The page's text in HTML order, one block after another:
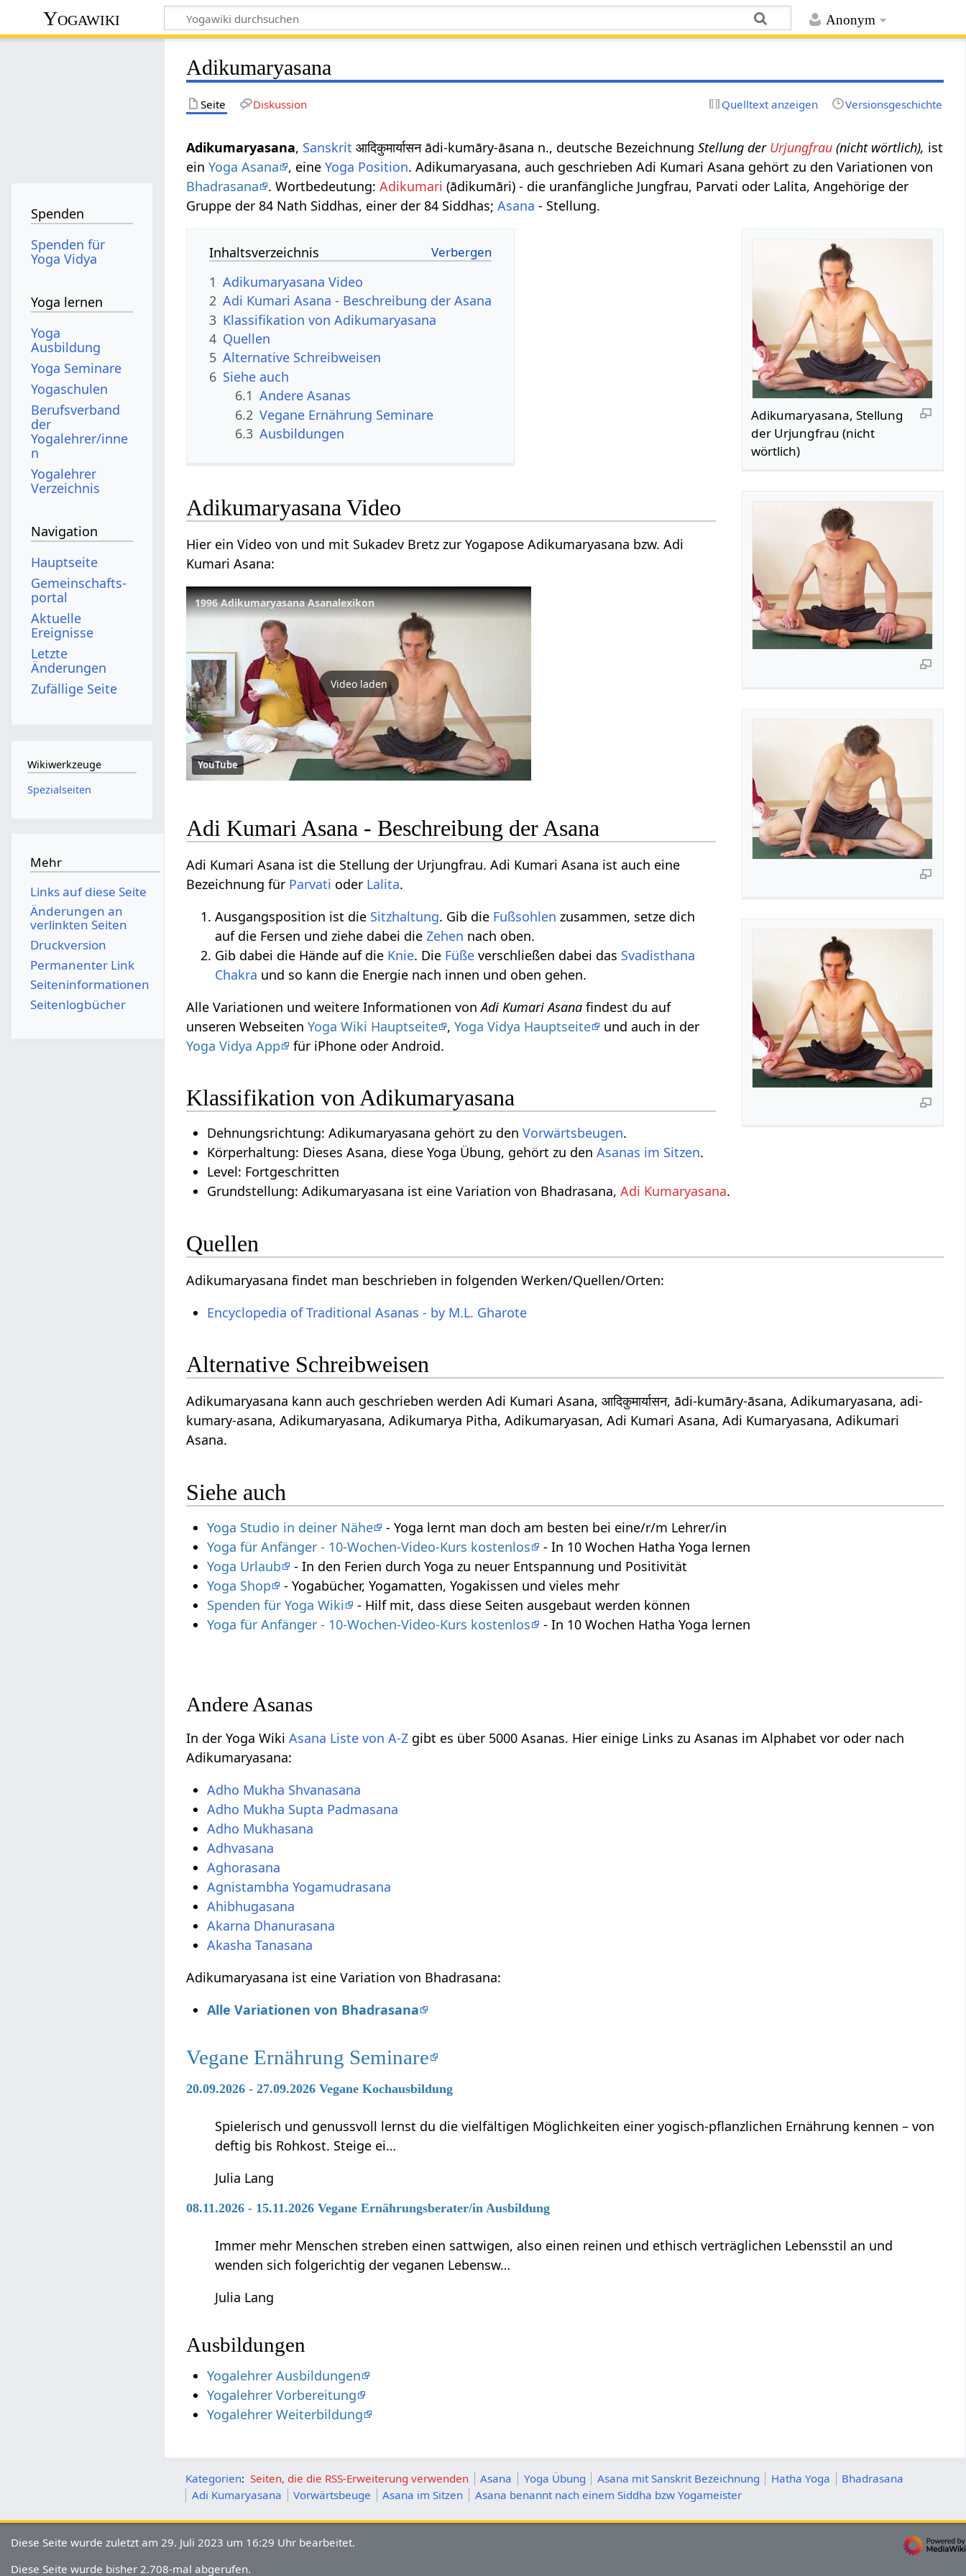
Anonym
Yogawiki
Adikumaryasana
Seite Diskussion Quelltext anzeigen Versionsgeschichte
Adikumaryasana, Sanskrit आदिकुमार्यासन ādi-kumāry-āsana n., deutsche BezeichnungStellung der Urjungfrau (nicht wörtlich), ist
einYoga Asana , eineYoga Position. Adikumaryasana, auch geschrieben Adi Kumari Asana gehört zu den Variationen von
Bhadrasana
. Wortbedeutung:Adikumari (ādikumāri) - die uranfängliche Jungfrau, Parvati oder Lalita, Angehörige der
Gruppe der 84 Nath Siddhas, einer der 84 Siddhas;Asana - Stellung.
Adikumaryasana, Stellung
der Urjungfrau (nicht
wörtlich)
Inhaltsverzeichnis
1 Adikumaryasana Video
2 Adi Kumari Asana - Beschreibung der Asana
3 Klassifikation von Adikumaryasana
4 Quellen
5 Alternative Schreibweisen
6 Siehe auch
6.1 Andere Asanas
6.2 Vegane Ernährung Seminare
6.3 Ausbildungen
Adikumaryasana Video
Hier ein Video von und mit Sukadev Bretz zur Yogapose Adikumaryasana bzw. Adi
Kumari Asana:
1996 Adikumaryasana Asanalexikon
Video laden
YouTube
Adi Kumari Asana - Beschreibung der Asana
Adi Kumari Asana ist die Stellung der Urjungfrau. Adi Kumari Asana ist auch eine
Bezeichnung für Parvati oder Lalita.
Ausgangsposition ist die Sitzhaltung. Gib die Fußsohlen zusammen, setze dich
auf die Fersen und ziehe dabei dieZehen nach oben.
Gib dabei die Hände auf die Knie. Die Füße verschließen dabei das Svadisthana
Chakra und so kann die Energie nach innen und oben gehen.
Alle Variationen und weitere Informationen vonAdi Kumari Asana findest du auf
unseren WebseitenYoga Wiki Hauptseite ,Yoga Vidya Hauptseite
und auch in der
Yoga Vidya App
für iPhone oder Android.
Klassifikation von Adikumaryasana
Dehnungsrichtung: Adikumaryasana gehört zu denVorwärtsbeugen.
Körperhaltung: Dieses Asana, diese Yoga Übung, gehört zu denAsanas im Sitzen.
Level: Fortgeschritten
Grundstellung: Adikumaryasana ist eine Variation von Bhadrasana,Adi Kumaryasana.
Quellen
Adikumaryasana findet man beschrieben in folgenden Werken/Quellen/Orten:
Encyclopedia of Traditional Asanas - by M.L. Gharote
Alternative Schreibweisen
Adikumaryasana kann auch geschrieben werden Adi Kumari Asana, आदिकुमार्यासन, ādi-kumāry-āsana, Adikumaryasana, adi-
kumary-asana, Adikumaryasana, Adikumarya Pitha, Adikumaryasan, Adi Kumari Asana, Adi Kumaryasana, Adikumari
Asana.
Siehe auch
Yoga Studio in deiner Nähe
- Yoga lernt man doch am besten bei eine/r/m Lehrer/in
Yoga für Anfänger - 10-Wochen-Video-Kurs kostenlos
- In 10 Wochen Hatha Yoga lernen
Yoga Urlaub
- In den Ferien durch Yoga zu neuer Entspannung und Positivität
Yoga Shop
- Yogabücher, Yogamatten, Yogakissen und vieles mehr
Spenden für Yoga Wiki
- Hilf mit, dass diese Seiten ausgebaut werden können
Yoga für Anfänger - 10-Wochen-Video-Kurs kostenlos
- In 10 Wochen Hatha Yoga lernen
Andere Asanas
In der Yoga WikiAsana Liste von A-Z gibt es über 5000 Asanas. Hier einige Links zu Asanas im Alphabet vor oder nach
Adikumaryasana:
Adho Mukha Shvanasana
Adho Mukha Supta Padmasana
Adho Mukhasana
Adhvasana
Aghorasana
Agnistambha Yogamudrasana
Ahibhugasana
Akarna Dhanurasana
Akasha Tanasana
Adikumaryasana ist eine Variation von Bhadrasana:
Alle Variationen von Bhadrasana
Vegane Ernährung Seminare
20.09.2026 - 27.09.2026 Vegane Kochausbildung
Spielerisch und genussvoll lernst du die vielfältigen Möglichkeiten einer yogisch-pflanzlichen Ernährung kennen – von
deftig bis Rohkost. Steige ei…
Julia Lang
08.11.2026 - 15.11.2026 Vegane Ernährungsberater/in Ausbildung
Immer mehr Menschen streben einen sattwigen, also einen reinen und ethisch verträglichen Lebensstil an und
wenden sich folgerichtig der veganen Lebensw…
Julia Lang
Ausbildungen
Yogalehrer Ausbildungen
Yogalehrer Vorbereitung
Yogalehrer Weiterbildung
Kategorien: Seiten, die die RSS-Erweiterung verwenden Asana Yoga Übung Asana mit Sanskrit Bezeichnung Hatha Yoga
Bhadrasana
Adi Kumaryasana
Vorwärtsbeuge Asana im Sitzen Asana benannt nach einem Siddha bzw Yogameister
Spenden
Spenden für
Yoga Vidya
Yoga lernen
Yoga
Ausbildung
Yoga Seminare
Yogaschulen
Berufsverband
der
Yogalehrer/inne
n
Yogalehrer
Verzeichnis
Navigation
Hauptseite
Gemeinschafts­
portal
Aktuelle
Ereignisse
Letzte
Änderungen
Zufällige Seite
Wikiwerkzeuge
Spezialseiten
Mehr
Links auf diese Seite
Änderungen an
verlinkten Seiten
Druckversion
Permanenter Link
Seiten­­informationen
Seitenlogbücher
Diese Seite wurde zuletzt am 29. Juli 2023 um 16:29 Uhr bearbeitet.
Diese Seite wurde bisher 2.708-mal abgerufen.